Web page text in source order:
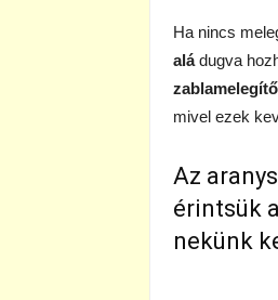
Ha nincs
aládugva
mivel ezek
Az
érintsük
nekünk